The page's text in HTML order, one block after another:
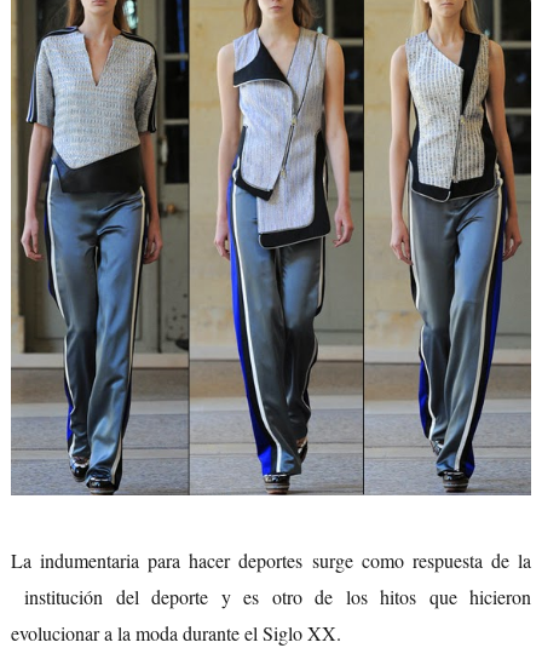
La indumentaria para hacer deportes surge como respuesta de la
institución del deporte y es otro de los hitos que hicieron
evolucionar a la moda durante el Siglo XX.